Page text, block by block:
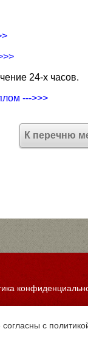
24-х часов.
--->>>
К перечню
с